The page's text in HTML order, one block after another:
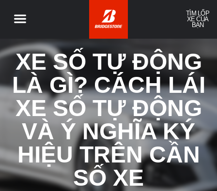
TÌM LỐP
XE CỦA
BẠN
XE SỐ TỰ ĐỘNG
LÀ GÌ? CÁCH LÁI
XE SỐ TỰ ĐỘNG
VÀ Ý NGHĨA KÝ
HIỆU TRÊN CẦN
SỐ XE